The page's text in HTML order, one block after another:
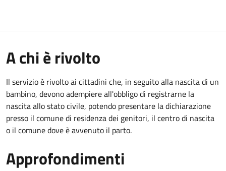
A chi è rivolto
Il servizio è rivolto ai cittadini che, in seguito alla nascita di un
bambino, devono adempiere all'obbligo di registrarne la
nascita allo stato civile, potendo presentare la dichiarazione
presso il comune di residenza dei genitori, il centro di nascita
o il comune dove è avvenuto il parto.
Approfondimenti